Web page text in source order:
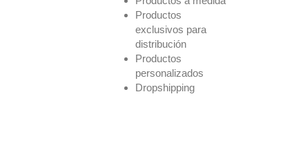
Productos
exclusivos para
distribución
Productos
personalizados
Dropshipping